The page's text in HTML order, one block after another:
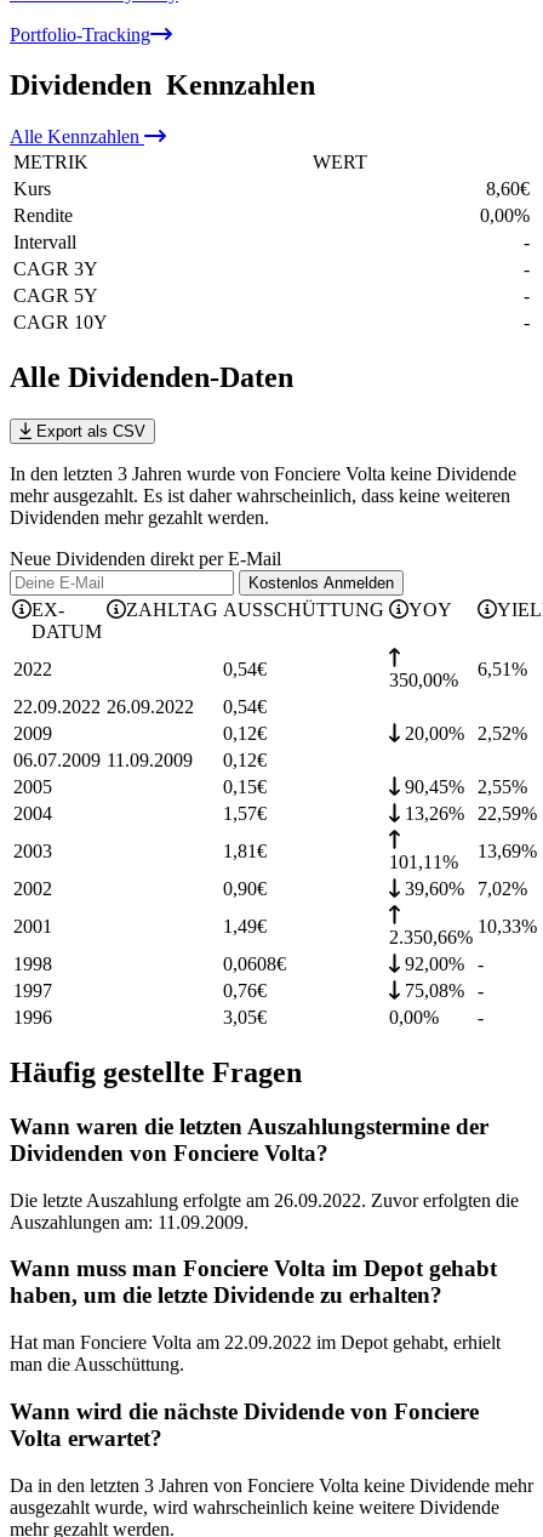
Portfolio-Tracking
Dividenden Kennzahlen
Alle Kennzahlen
METRIK
WERT
Kurs
8,60€
Rendite
0,00%
Intervall
-
CAGR 3Y
-
CAGR 5Y
-
CAGR 10Y
-
Alle Dividenden-Daten
Export als CSV
In den letzten 3 Jahren wurde von Fonciere Volta keine Dividende
mehr ausgezahlt. Es ist daher wahrscheinlich, dass keine weiteren
Dividenden mehr gezahlt werden.
Neue Dividenden direkt per E-Mail
Kostenlos Anmelden
EX-
DATUM
ZAHLTAG AUSSCHÜTTUNG YOY
2022 0,54€
350,00%
6,51%
22.09.2022 26.09.2022 0,54€
2009
0,12€ 20,00% 2,52%
06.07.2009 11.09.2009 0,12€
2005
0,15€ 90,45% 2,55%
2004
1,57€ 13,26% 22,59%
2003
1,81€
101,11%
13,69%
2002
0,90€ 39,60% 7,02%
2001
1,49€
2.350,66%
10,33%
1998
0,0608€ 92,00%
-
1997
0,76€ 75,08%
-
1996
3,05€ 0,00% -
Häufig gestellte Fragen
Wann waren die letzten Auszahlungstermine der
Dividenden von Fonciere Volta?
Die letzte Auszahlung erfolgte am 26.09.2022. Zuvor erfolgten die
Auszahlungen am: 11.09.2009.
Wann muss man Fonciere Volta im Depot gehabt
haben, um die letzte Dividende zu erhalten?
Hat man Fonciere Volta am 22.09.2022 im Depot gehabt, erhielt
man die Ausschüttung.
Wann wird die nächste Dividende von Fonciere
Volta erwartet?
Da in den letzten 3 Jahren von Fonciere Volta keine Dividende mehr
ausgezahlt wurde, wird wahrscheinlich keine weitere Dividende
mehr gezahlt werden.